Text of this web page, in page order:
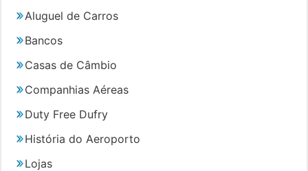
Aluguel de Carros
Bancos
Casas de Câmbio
Companhias Aéreas
Duty Free Dufry
História do Aeroporto
Lojas